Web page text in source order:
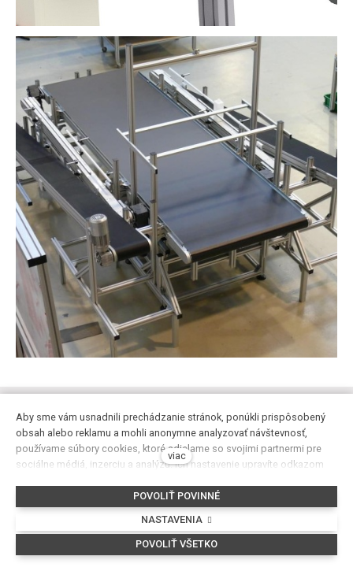
Výpočet nosníka
Aby sme vám usnadnili prechádzanie stránok, ponúkli prispôsobený
obsah alebo reklamu a mohli anonymne analyzovať návštevnosť,
používame súbory cookies, ktoré sdielame so svojimi partnermi pre
sociálne médiá, inzerciu a analýzu. Ich nastavenie upravíte odkazom
Podrobnejšie informácie nájdete v našich Zásadách ochrany
osobných údajov a používanie súború cookies. Súhlasíte s používaním
viac
POVOLIŤ POVINNÉ
NASTAVENIA
POVOLIŤ VŠETKO